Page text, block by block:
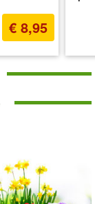
€ 8,95